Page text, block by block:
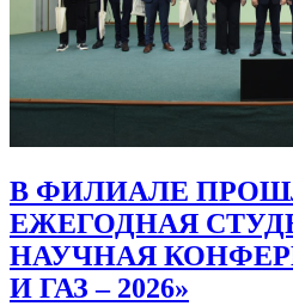
В ФИЛИАЛЕ
ЕЖЕГОДНАЯ
НАУЧНАЯ
И ГАЗ – 2026»